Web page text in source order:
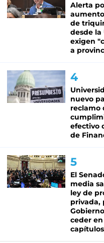
Alerta
de
desde la
exigen
a
nuevo
reclamo
efectivo
de
El
media
ley de
privada,
ceder
capítulos